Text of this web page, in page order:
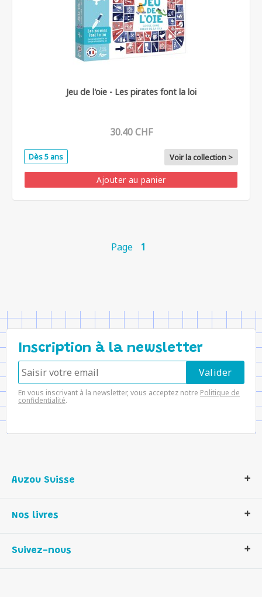
Jeu de l'oie - Les pirates font la loi
30.40 CHF
Dès 5 ans Voir la collection >
Ajouter au panier
Page 1
Inscription à la newsletter
En vous inscrivant à la newsletter, vous acceptez notre Politique de
confidentialité.
Auzou Suisse
Notre histoire
Contactez-nous
Nos livres
Livres enfants
Suivez-nous